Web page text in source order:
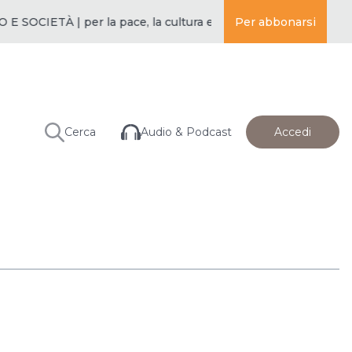
SOCIETÀ | per la pace, la cultura e l’educazione ·
Per abbonarsi
Cerca Audio & Podcast Accedi